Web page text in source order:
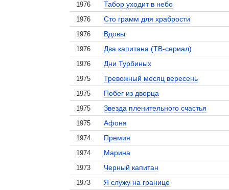
1976 Табор уходит в небо
1976 Сто грамм для храбрости
1976 Вдовы
1976 Два капитана (ТВ-сериал)
1976 Дни Турбиных
1975 Тревожный месяц вересень
1975 Побег из дворца
1975 Звезда пленительного счастья
1975 Афоня
1974 Премия
1974 Марина
1973 Черный капитан
1973 Я служу на границе